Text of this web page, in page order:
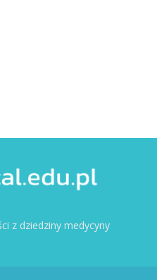
z dziedziny medycyny